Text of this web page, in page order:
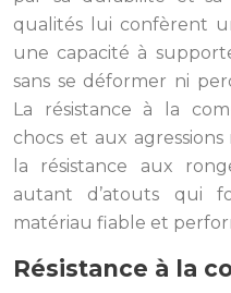
qualités lui confèrent
une capacité à
sans se déformer ni
La résistance à la
chocs et aux
la résistance aux
autant d’atouts qui
matériau fiable et
Résistance à la